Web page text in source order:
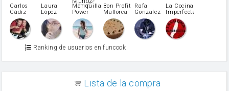
pimiento verde
miel
vino blanco
Azúcar glass
Azúcar moreno
Zumo de limón
Carlos
Cádiz
Laura
López
Martínez
Mariquilla
Power
Bon Profit
Mallorca
Rafa
Gonzalez
La Cocina
Imperfecta
Ranking de usuarios en funcook
Lista de la compra